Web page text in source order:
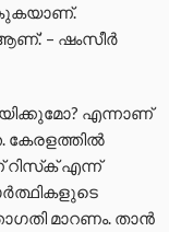
– ഷംസീര്‍
ജയിക്കുമോ? എന്നാണ്
കേരളത്തില്‍
റിസ്‌ക് എന്ന്
മാറണം. താന്‍